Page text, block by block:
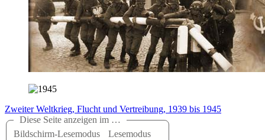
Zweiter Weltkrieg, Flucht und Vertreibung, 1939 bis 1945
Diese Seite anzeigen im …
Bildschirm-Lesemodus
Lesemodus